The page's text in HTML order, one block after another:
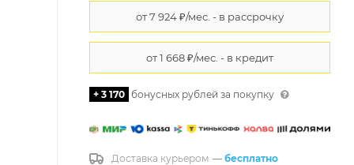
+ 3 170 бонусных рублей за покупку
Доставка курьером — бесплатно